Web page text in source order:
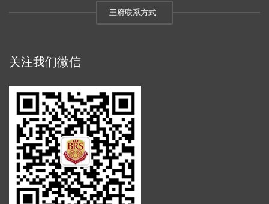
王府联系方式
关注我们微信